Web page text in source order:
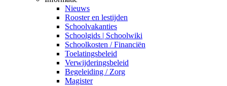
Nieuws
Rooster en lestijden
Schoolvakanties
Schoolgids | Schoolwiki
Schoolkosten / Financiën
Toelatingsbeleid
Verwijderingsbeleid
Begeleiding / Zorg
Magister